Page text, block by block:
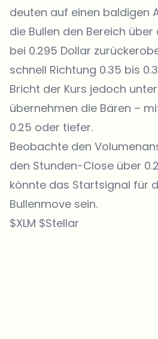
deuten auf einen baldigen
die Bullen den Bereich über
bei 0.295 Dollar
schnell Richtung 0.35 bis
Bricht der Kurs jedoch
übernehmen die Bären –
0.25 oder tiefer.
Beobachte den
den Stunden-Close über
könnte das Startsignal für
Bullenmove sein.
$XLM $Stellar